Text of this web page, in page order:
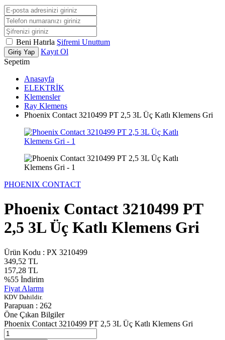
Beni Hatırla Şifremi Unuttum
Giriş Yap
Kayıt Ol
Sepetim
Anasayfa
ELEKTRİK
Klemensler
Ray Klemens
Phoenix Contact 3210499 PT 2,5 3L Üç Katlı Klemens Gri
PHOENIX CONTACT
Phoenix Contact 3210499 PT
2,5 3L Üç Katlı Klemens Gri
Ürün Kodu : PX 3210499
349,52 TL
157,28 TL
%55 İndirim
Fiyat Alarmı
KDV Dahildir.
Parapuan : 262
Öne Çıkan Bilgiler
Phoenix Contact 3210499 PT 2,5 3L Üç Katlı Klemens Gri